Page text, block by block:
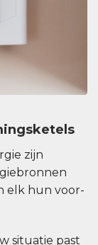
zijn
elk hun voor-
situatie past